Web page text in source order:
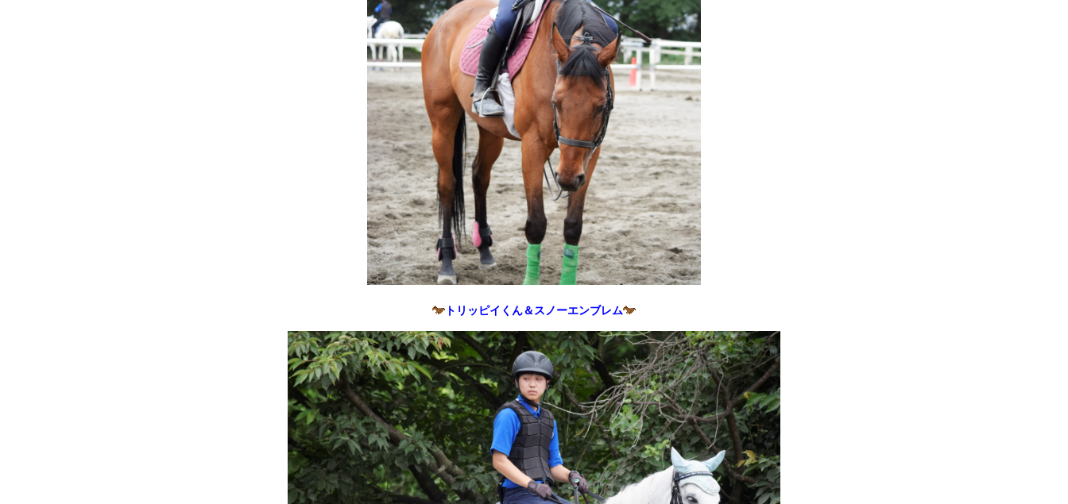
トリッピイくん＆スノーエンブレム